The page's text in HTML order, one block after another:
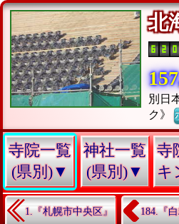
北
別日
ク》
寺院一覧
(県別)▼
神社一覧
(県別)▼
寺
キ
1.『札幌市中央区』 184.『